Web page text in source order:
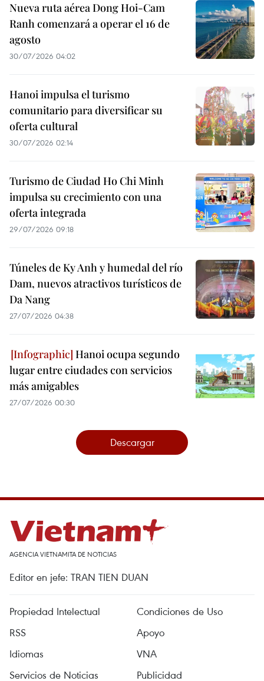
Nueva ruta aérea Dong Hoi-Cam
Ranh comenzará a operar el 16 de
agosto
30/07/2026 04:02
Hanoi impulsa el turismo
comunitario para diversificar su
oferta cultural
30/07/2026 02:14
Turismo de Ciudad Ho Chi Minh
impulsa su crecimiento con una
oferta integrada
29/07/2026 09:18
Túneles de Ky Anh y humedal del río
Dam, nuevos atractivos turísticos de
Da Nang
27/07/2026 04:38
Hanoi ocupa segundo
lugar entre ciudades con servicios
más amigables
27/07/2026 00:30
Descargar
AGENCIA VIETNAMITA DE NOTICIAS
Editor en jefe: TRAN TIEN DUAN
Propiedad Intelectual
Condiciones de Uso
RSS
Apoyo
Idiomas
VNA
Servicios de Noticias
Publicidad